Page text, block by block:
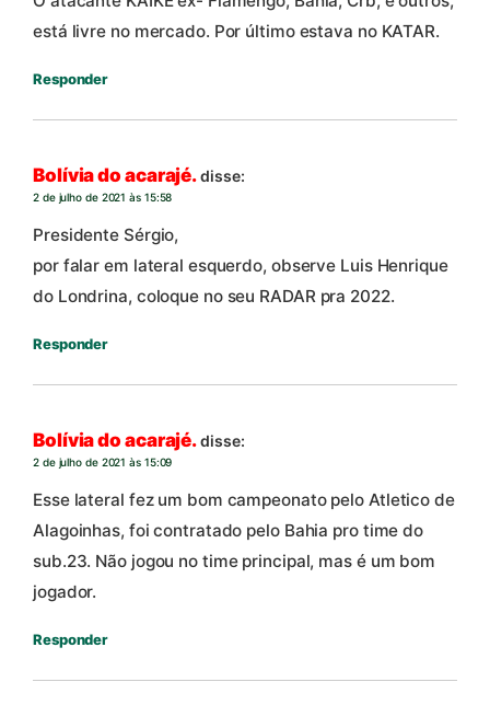
está livre no mercado. Por último estava no KATAR.
Responder
Bolívia do acarajé.disse:
2 de julho de 2021 às 15:58
Presidente Sérgio,
por falar em lateral esquerdo, observe Luis Henrique
do Londrina, coloque no seu RADAR pra 2022.
Responder
Bolívia do acarajé.disse:
2 de julho de 2021 às 15:09
Esse lateral fez um bom campeonato pelo Atletico de
Alagoinhas, foi contratado pelo Bahia pro time do
sub.23. Não jogou no time principal, mas é um bom
jogador.
Responder